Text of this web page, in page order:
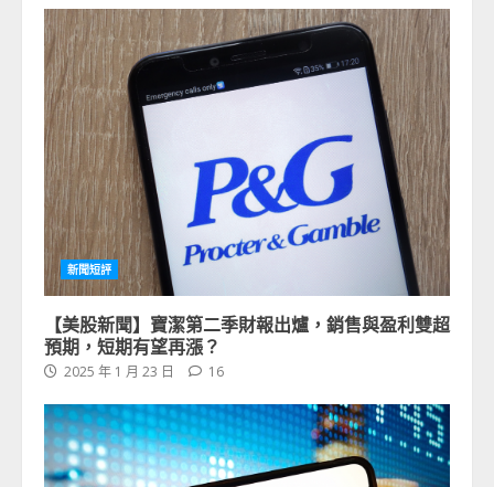
新聞短評
【美股新聞】寶潔第二季財報出爐，銷售與盈利雙超
預期，短期有望再漲？
2025 年 1 月 23 日 16